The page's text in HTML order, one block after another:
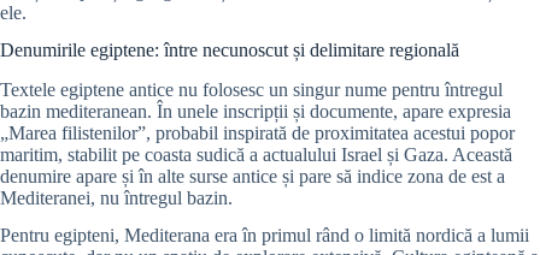
ele.
Denumirile egiptene: între necunoscut și delimitare regională
Textele egiptene antice nu folosesc un singur nume pentru întregul
bazin mediteranean. În unele inscripții și documente, apare expresia
„Marea filistenilor”, probabil inspirată de proximitatea acestui popor
maritim, stabilit pe coasta sudică a actualului Israel și Gaza. Această
denumire apare și în alte surse antice și pare să indice zona de est a
Mediteranei, nu întregul bazin.
Pentru egipteni, Mediterana era în primul rând o limită nordică a lumii